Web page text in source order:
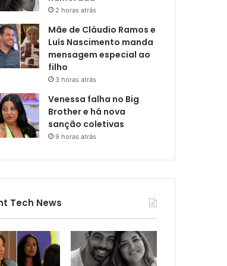
2 horas atrás
Mãe de Cláudio Ramos e
Luís Nascimento manda
mensagem especial ao
filho
3 horas atrás
Venessa falha no Big
Brother e há nova
sanção coletivas
9 horas atrás
Tech News